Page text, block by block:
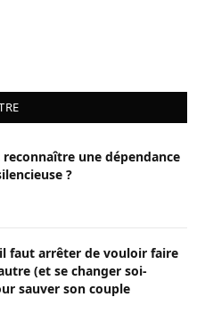
une dépendance
?
faut arrêter de vouloir faire
(et se changer soi-
sauver son couple